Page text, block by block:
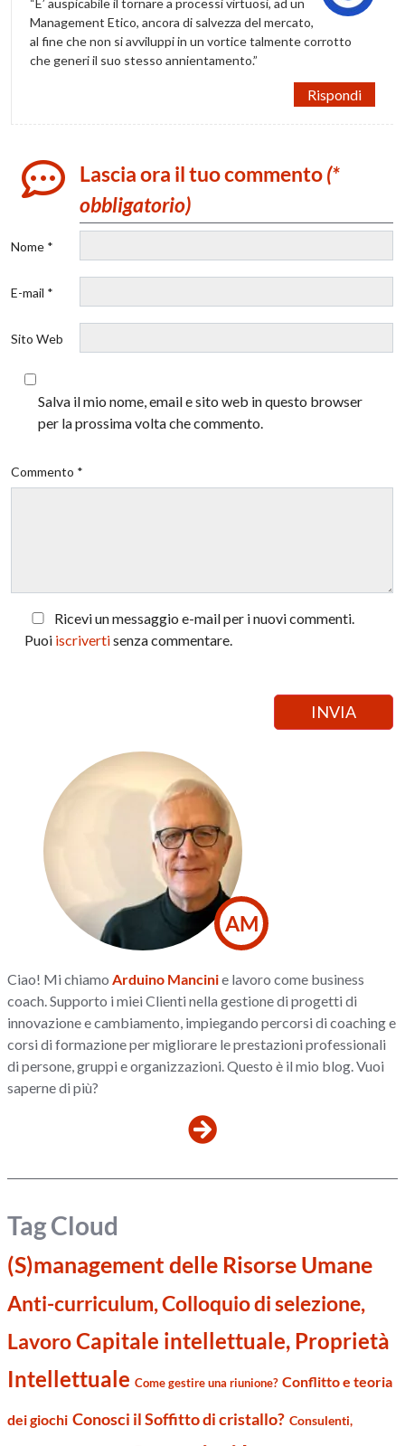
Management Etico, ancora di salvezza del mercato,
al fine che non si avviluppi in un vortice talmente corrotto
che generi il suo stesso annientamento.”
Rispondi
Lascia ora il tuo commento(*
obbligatorio)
Nome *
E-mail *
Sito Web
Salva il mio nome, email e sito web in questo browser
per la prossima volta che commento.
Commento *
Ricevi un messaggio e-mail per i nuovi commenti.
Puoi iscrivertisenza commentare.
AM
Ciao! Mi chiamo Arduino Mancinie lavoro come business
coach. Supporto i miei Clienti nella gestione di progetti di
innovazione e cambiamento, impiegando percorsi di coaching e
corsi di formazione per migliorare le prestazioni professionali
di persone, gruppi e organizzazioni. Questo è il mio blog. Vuoi
saperne di più?
Tag Cloud
(S)management delle Risorse Umane
Anti-curriculum, Colloquio di selezione,
LavoroCapitale intellettuale, Proprietà
Intellettuale Come gestire una riunione? Conflitto e teoria
dei giochi Conosci il Soffitto di cristallo? Consulenti,